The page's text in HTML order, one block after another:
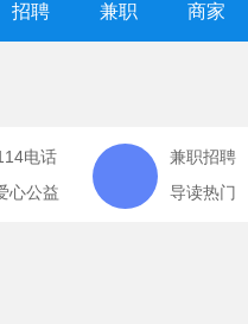
招聘 兼职 商家
电话
心公益
兼职招聘
导读热门